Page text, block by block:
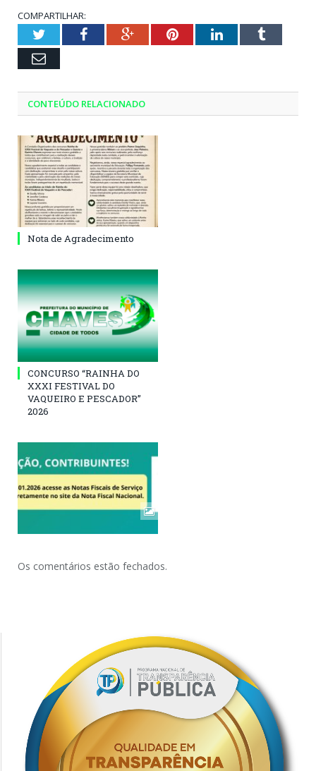
COMPARTILHAR:
TwitterFacebookGoogle+PinterestLinkedInTumblr
Email
CONTEÚDO RELACIONADO
Nota de Agradecimento
CONCURSO “RAINHA DO
XXXI FESTIVAL DO
VAQUEIRO E PESCADOR”
2026
Os comentários estão fechados.